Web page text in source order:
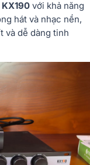
KX190 với khả năng
hát và nhạc nền,
và dễ dàng tinh